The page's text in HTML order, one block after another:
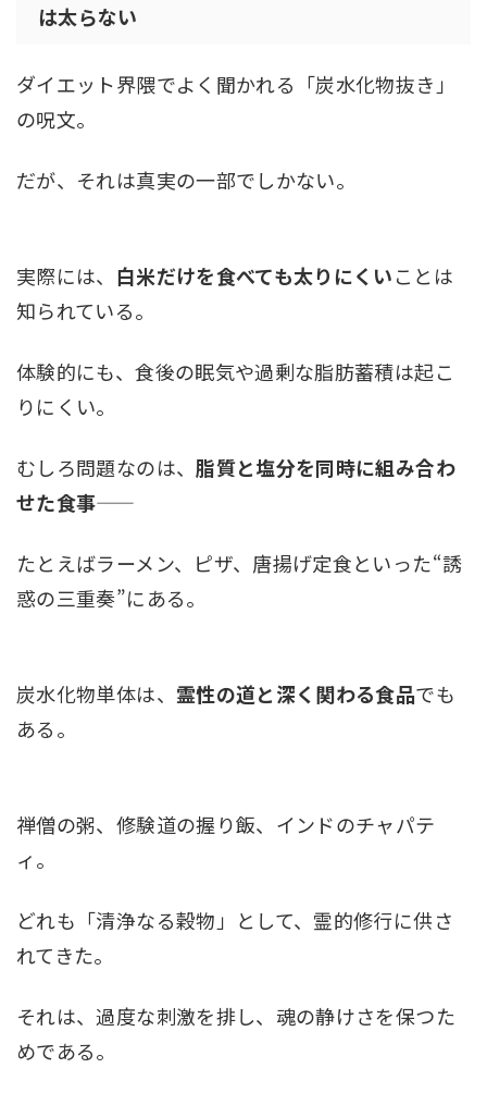
は太らない
ダイエット界隈でよく聞かれる「炭水化物抜き」
の呪文。
だが、それは真実の一部でしかない。
実際には、 白米だけを食べても太りにくいことは
知られている。
体験的にも、食後の眠気や過剰な脂肪蓄積は起こ
りにくい。
むしろ問題なのは、脂質と塩分を同時に組み合わ
せた食事
たとえばラーメン、ピザ、唐揚げ定食といった“誘
惑の三重奏”にある。
炭水化物単体は、 霊性の道と深く関わる食品でも
ある。
禅僧の粥、修験道の握り飯、インドのチャパテ
ィ。
どれも「清浄なる穀物」として、霊的修行に供さ
れてきた。
それは、過度な刺激を排し、魂の静けさを保つた
めである。